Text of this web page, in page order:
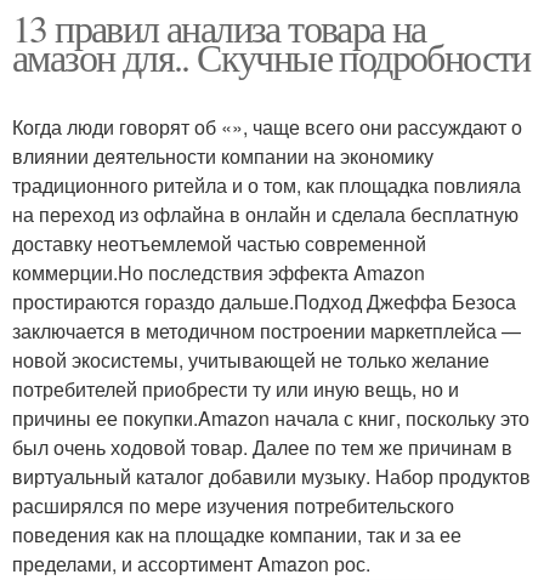
13 правил анализа товара на
амазон для.. Скучные подробности
Когда люди говорят об «», чаще всего они рассуждают о
влиянии деятельности компании на экономику
традиционного ритейла и о том, как площадка повлияла
на переход из офлайна в онлайн и сделала бесплатную
доставку неотъемлемой частью современной
коммерции.Но последствия эффекта Amazon
простираются гораздо дальше.Подход Джеффа Безоса
заключается в методичном построении маркетплейса —
новой экосистемы, учитывающей не только желание
потребителей приобрести ту или иную вещь, но и
причины ее покупки.Amazon начала с книг, поскольку это
был очень ходовой товар. Далее по тем же причинам в
виртуальный каталог добавили музыку. Набор продуктов
расширялся по мере изучения потребительского
поведения как на площадке компании, так и за ее
пределами, и ассортимент Amazon рос.